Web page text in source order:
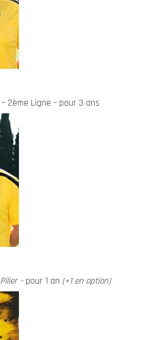
2ème Ligne – pour 3 ans
–pour 1 an (+1 en option)